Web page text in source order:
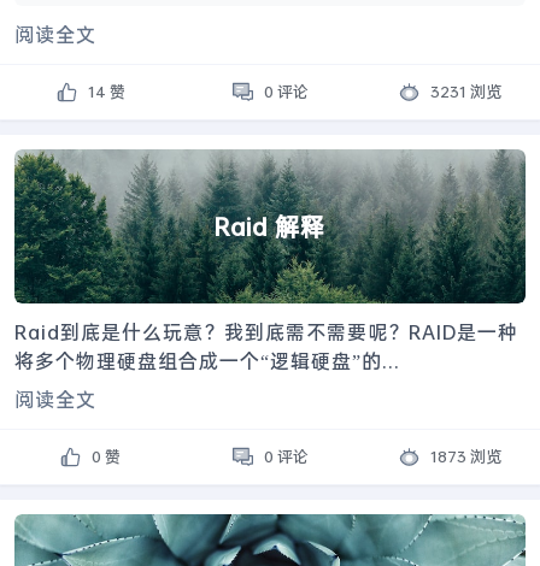
阅读全文
14 赞 0 评论 3231 浏览
Raid 解释
Raid到底是什么玩意？我到底需不需要呢？RAID是一种
将多个物理硬盘组合成一个“逻辑硬盘”的...
阅读全文
0 赞 0 评论 1873 浏览